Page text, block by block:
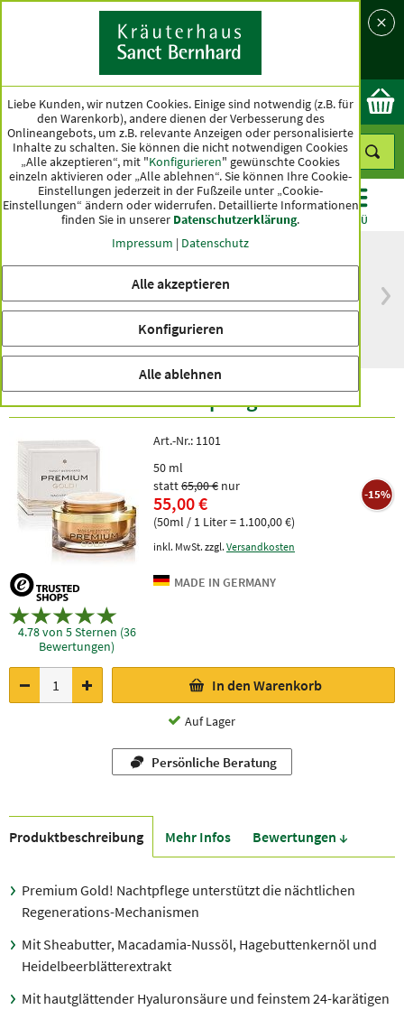
Land
Ok
KATEGORIEN ANGEBOTE TOPSELLER MENÜ
versandkostenfrei
innerhalb Deutschlands
Spitzenqualität seit
Premium Gold! Nachtpflege
4.78 von 5 Sternen (36
Bewertungen)
Art.-Nr.: 1101
50 ml
statt65,00 € nur
55,00 €
(50ml / 1 Liter = 1.100,00 €)
-15%
inkl. MwSt. zzgl. Versandkosten
In den Warenkorb
Auf Lager
Persönliche Beratung
Produkt­beschreibung Mehr Infos Bewer­tungen ↓
Premium Gold! Nachtpflege unterstützt die nächtlichen
Regenerations-Mechanismen
Mit Sheabutter, Macadamia-Nussöl, Hagebuttenkernöl und
Heidelbeerblätterextrakt
Mit hautglättender Hyaluronsäure und feinstem 24-karätigen
Liebe Kunden, wir nutzen Cookies. Einige sind notwendig (z.B. für
den Warenkorb), andere dienen der Verbesserung des
Onlineangebots, um z.B. relevante Anzeigen oder personalisierte
Inhalte zu schalten. Sie können die nicht notwendigen Cookies
„Alle akzeptieren“, mit "Konfigurieren" gewünschte Cookies
einzeln aktivieren oder „Alle ablehnen“. Sie können Ihre Cookie-
Einstellungen jederzeit in der Fußzeile unter „Cookie-
Einstellungen“ ändern oder widerrufen. Detaillierte Informationen
finden Sie in unserer Datenschutzerklärung.
Impressum | Datenschutz
Alle akzeptieren
Konfigurieren
Alle ablehnen